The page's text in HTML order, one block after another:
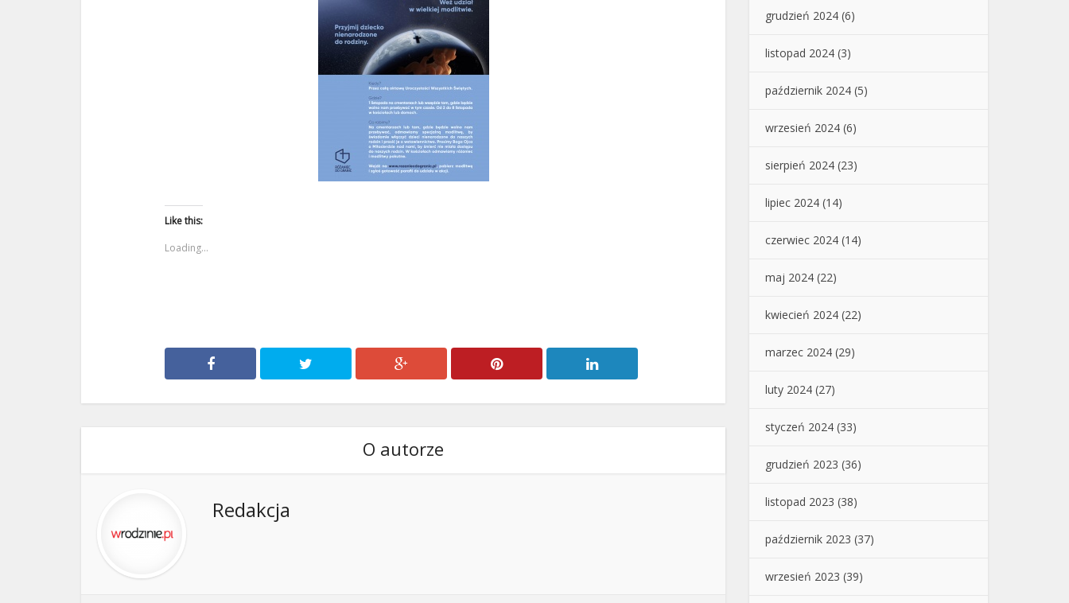
Like this:
Loading...
O autorze
Redakcja
grudzień 2024 (6)
listopad 2024 (3)
październik 2024 (5)
wrzesień 2024 (6)
sierpień 2024 (23)
lipiec 2024 (14)
czerwiec 2024 (14)
maj 2024 (22)
kwiecień 2024 (22)
marzec 2024 (29)
luty 2024 (27)
styczeń 2024 (33)
grudzień 2023 (36)
listopad 2023 (38)
październik 2023 (37)
wrzesień 2023 (39)